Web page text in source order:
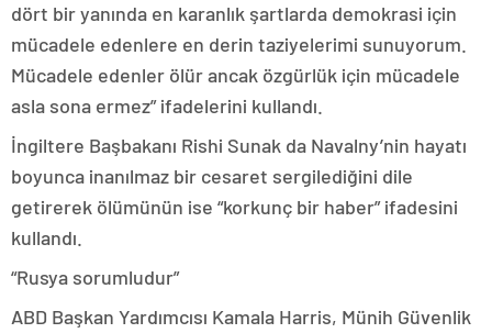
dört bir yanında en karanlık şartlarda demokrasi için
mücadele edenlere en derin taziyelerimi sunuyorum.
Mücadele edenler ölür ancak özgürlük için mücadele
asla sona ermez” ifadelerini kullandı.
İngiltere Başbakanı Rishi Sunak da Navalny’nin hayatı
boyunca inanılmaz bir cesaret sergilediğini dile
getirerek ölümünün ise “korkunç bir haber” ifadesini
kullandı.
“Rusya sorumludur”
ABD Başkan Yardımcısı Kamala Harris, Münih Güvenlik